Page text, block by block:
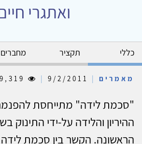
ואתגרי
כללי תקציר מחברים
מאמרים |
|
"סכמת לידה" מתייחסת
ההיריון והלידה על-ידי התינוק
הראשונה. הקשר בין סכמת לידה